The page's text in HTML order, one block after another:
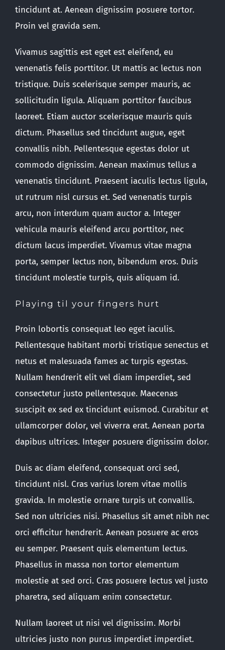
tincidunt at. Aenean dignissim posuere tortor.
Proin vel gravida sem.
Vivamus sagittis est eget est eleifend, eu
venenatis felis porttitor. Ut mattis ac lectus non
tristique. Duis scelerisque semper mauris, ac
sollicitudin ligula. Aliquam porttitor faucibus
laoreet. Etiam auctor scelerisque mauris quis
dictum. Phasellus sed tincidunt augue, eget
convallis nibh. Pellentesque egestas dolor ut
commodo dignissim. Aenean maximus tellus a
venenatis tincidunt. Praesent iaculis lectus ligula,
ut rutrum nisl cursus et. Sed venenatis turpis
arcu, non interdum quam auctor a. Integer
vehicula mauris eleifend arcu porttitor, nec
dictum lacus imperdiet. Vivamus vitae magna
porta, semper lectus non, bibendum eros. Duis
tincidunt molestie turpis, quis aliquam id.
Playing til your fingers hurt
Proin lobortis consequat leo eget iaculis.
Pellentesque habitant morbi tristique senectus et
netus et malesuada fames ac turpis egestas.
Nullam hendrerit elit vel diam imperdiet, sed
consectetur justo pellentesque. Maecenas
suscipit ex sed ex tincidunt euismod. Curabitur et
ullamcorper dolor, vel viverra erat. Aenean porta
dapibus ultrices. Integer posuere dignissim dolor.
Duis ac diam eleifend, consequat orci sed,
tincidunt nisl. Cras varius lorem vitae mollis
gravida. In molestie ornare turpis ut convallis.
Sed non ultricies nisi. Phasellus sit amet nibh nec
orci efficitur hendrerit. Aenean posuere ac eros
eu semper. Praesent quis elementum lectus.
Phasellus in massa non tortor elementum
molestie at sed orci. Cras posuere lectus vel justo
pharetra, sed aliquam enim consectetur.
Nullam laoreet ut nisi vel dignissim. Morbi
ultricies justo non purus imperdiet imperdiet.